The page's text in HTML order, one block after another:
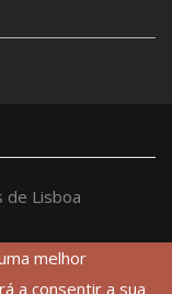
de Lisboa
melhor
a consentir a sua